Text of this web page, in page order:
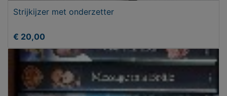
Strijkijzer met onderzetter
€ 20,00